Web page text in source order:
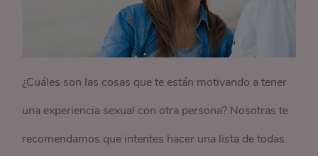
¿Cuáles son las cosas que te están motivando a tener
una experiencia sexual con otra persona? Nosotras te
recomendamos que intentes hacer una lista de todas